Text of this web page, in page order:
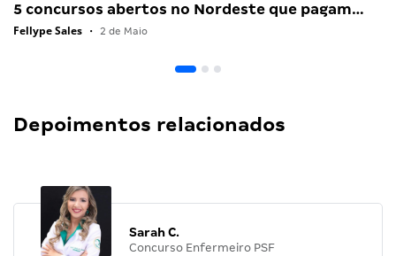
5 concursos abertos no Nordeste que pagam…
Fellype Sales • 2 de Maio
Depoimentos relacionados
Sarah C.
Concurso Enfermeiro PSF